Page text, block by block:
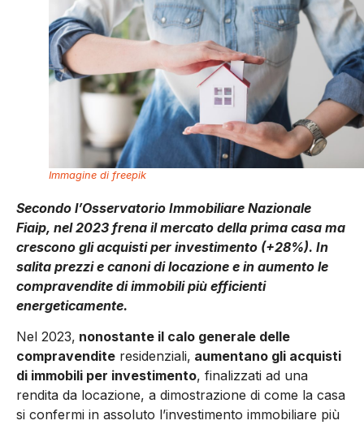
Immagine di freepik
Secondo l’Osservatorio Immobiliare Nazionale
Fiaip, nel 2023 frena il mercato della prima casa ma
crescono gli acquisti per investimento (+28%). In
salita prezzi e canoni di locazione e in aumento le
compravendite di immobili più efficienti
energeticamente.
Nel 2023, nonostante il calo generale delle
compravendite residenziali, aumentano gli acquisti
di immobili per investimento, finalizzati ad una
rendita da locazione, a dimostrazione di come la casa
si confermi in assoluto l’investimento immobiliare più